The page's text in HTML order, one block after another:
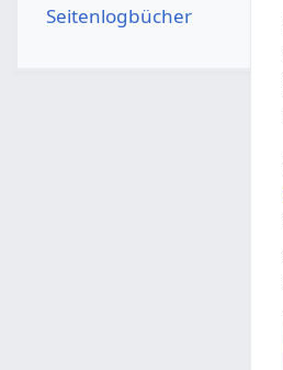
Seitenlogbücher